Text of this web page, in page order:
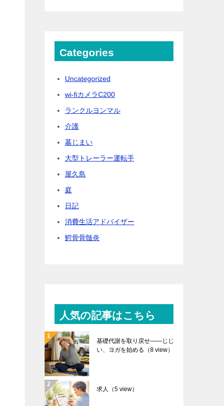
Categories
Uncategorized
wi-fiカメラC200
ランクルヨンマル
介護
墓じまい
大型トレーラー運転手
屋久島
庭
日記
消費生活アドバイザー
鰐骨骨髄炎
人気の記事はこちら
基礎代謝を取り戻せ――じじ
い、ヨガを始める （8 view）
求人 （5 view）